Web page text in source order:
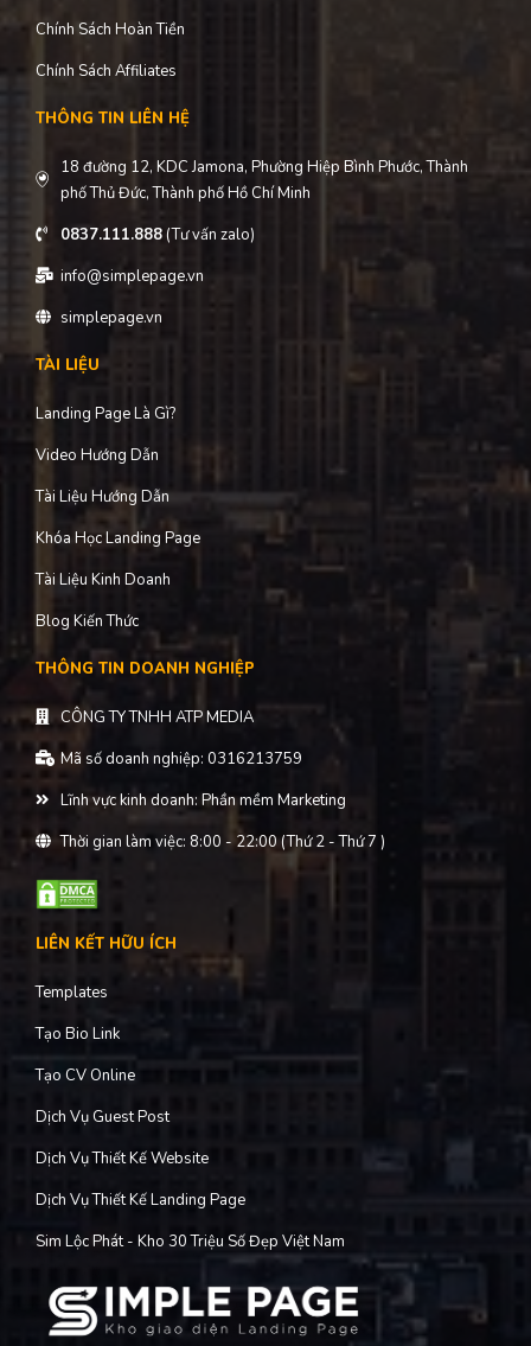
Chính Sách Hoàn Tiền
Chính Sách Affiliates
THÔNG TIN LIÊN HỆ
18 đường 12, KDC Jamona, Phường Hiệp Bình Phước, Thành
phố Thủ Đức, Thành phố Hồ Chí Minh
0837.111.888(Tư vấn zalo)
info@simplepage.vn
simplepage.vn
TÀI LIỆU
Landing Page Là Gì?
Video Hướng Dẫn
Tài Liệu Hướng Dẫn
Khóa Học Landing Page
Tài Liệu Kinh Doanh
Blog Kiến Thức
THÔNG TIN DOANH NGHIỆP
CÔNG TY TNHH ATP MEDIA
Mã số doanh nghiệp: 0316213759
Lĩnh vực kinh doanh: Phần mềm Marketing
Thời gian làm việc: 8:00 - 22:00 (Thứ 2 - Thứ 7 )
LIÊN KẾT HỮU ÍCH
Templates
Tạo Bio Link
Tạo CV Online
Dịch Vụ Guest Post
Dịch Vụ Thiết Kế Website
Dịch Vụ Thiết Kế Landing Page
Sim Lộc Phát - Kho 30 Triệu Số Đẹp Việt Nam